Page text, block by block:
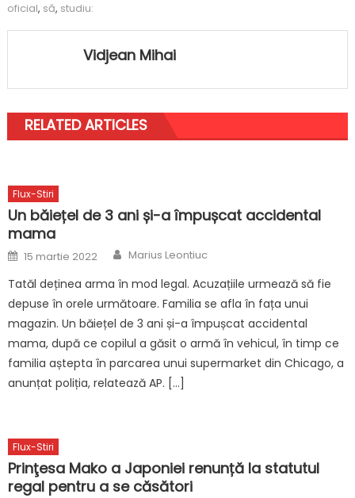
oficial, să, studiu:
Vidjean Mihai
RELATED ARTICLES
Flux-Stiri
Un băiețel de 3 ani și-a împușcat accidental
mama
Posted
on
15 martie 2022 Author
Marius Leontiuc
Tatăl deținea arma în mod legal. Acuzațiile urmează să fie
depuse în orele următoare. Familia se afla în fața unui
magazin. Un băiețel de 3 ani și-a împușcat accidental
mama, după ce copilul a găsit o armă în vehicul, în timp ce
familia aștepta în parcarea unui supermarket din Chicago, a
anunțat poliția, relatează AP. […]
Flux-Stiri
Prinţesa Mako a Japoniei renunță la statutul
regal pentru a se căsători